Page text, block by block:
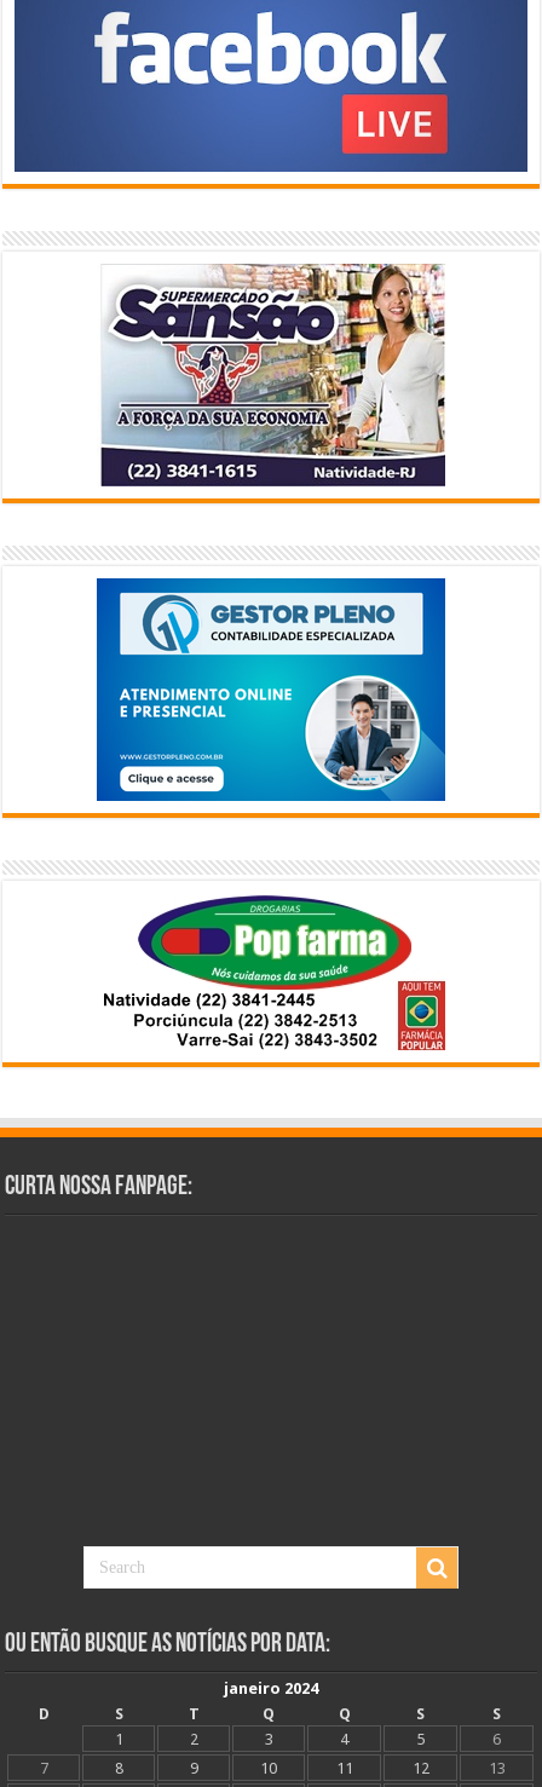
Curta Nossa Fanpage:
Ou Então Busque as Notícias Por Data:
janeiro 2024
D
S T Q Q S
S
1
2 3 4 5
6
7
8 9 10 11 12 13